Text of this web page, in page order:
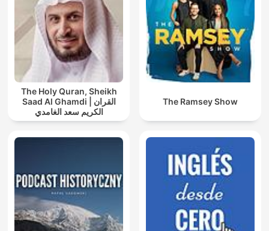
The Holy Quran, Sheikh
Saad Al Ghamdi | القران
الكريم سعد الغامدي
The Ramsey Show